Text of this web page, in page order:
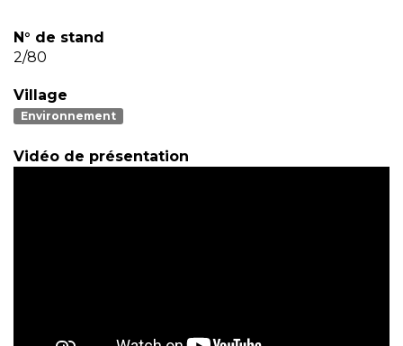
N° de stand
2/80
Village
Environnement
Vidéo de présentation